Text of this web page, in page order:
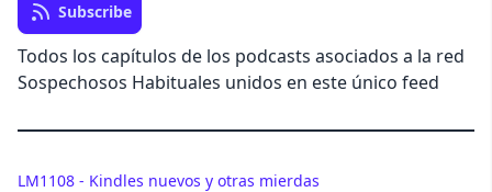
Subscribe
Todos los capítulos de los podcasts asociados a la red
Sospechosos Habituales unidos en este único feed
Cancel
LM1108 - Kindles nuevos y otras mierdas